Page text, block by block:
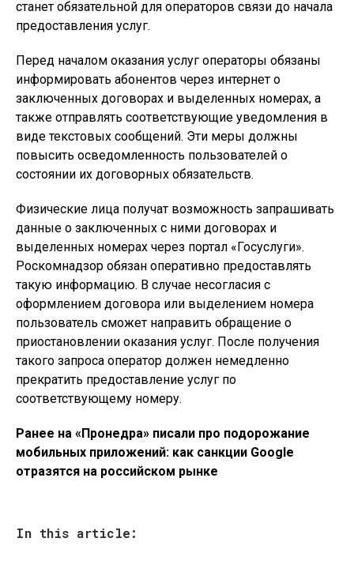
станет обязательной для операторов связи до начала
предоставления услуг.
Перед началом оказания услуг операторы обязаны
информировать абонентов через интернет о
заключенных договорах и выделенных номерах, а
также отправлять соответствующие уведомления в
виде текстовых сообщений. Эти меры должны
повысить осведомленность пользователей о
состоянии их договорных обязательств.
Физические лица получат возможность запрашивать
данные о заключенных с ними договорах и
выделенных номерах через портал «Госуслуги».
Роскомнадзор обязан оперативно предоставлять
такую информацию. В случае несогласия с
оформлением договора или выделением номера
пользователь сможет направить обращение о
приостановлении оказания услуг. После получения
такого запроса оператор должен немедленно
прекратить предоставление услуг по
соответствующему номеру.
Ранее на «Пронедра» писали про подорожание
мобильных приложений: как санкции Google
отразятся на российском рынке
In this article: